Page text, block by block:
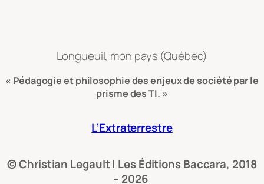
Longueuil, mon pays (Québec)
« Pédagogie et philosophie des enjeux de société par le
prisme des TI. »
L’Extraterrestre
© Christian Legault | Les Éditions Baccara, 2018
– 2026